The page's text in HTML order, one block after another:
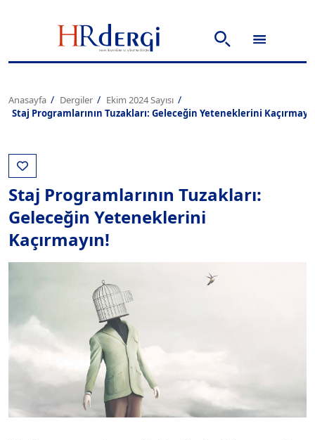
Anasayfa Dergiler
Ekim 2024 Sayısı
Staj Programlarının Tuzakları: Geleceğin Yeteneklerini
Staj Programlarının Tuzakları:
Geleceğin Yeteneklerini
Kaçırmayın!